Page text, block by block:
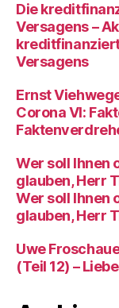
Die
Versagens –
Versagens
Ernst
Corona VI:
Wer soll Ihnen
glauben, Herr
Wer soll Ihnen
glauben, Herr
Uwe
(Teil 12) –